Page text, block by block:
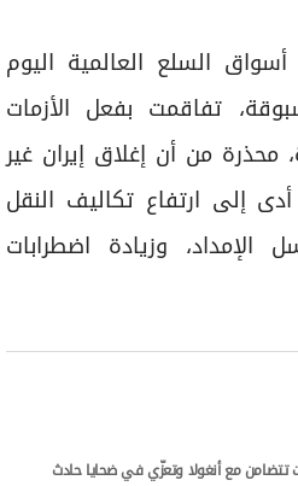
السلع العالمية اليوم
تفاقمت بفعل الأزمات
محذرة من أن إغلاق إيران غير
إلى ارتفاع تكاليف النقل
الإمداد، وزيادة اضطرابات
تتضامن مع أنغولا وتعزّي في ضحايا حادث